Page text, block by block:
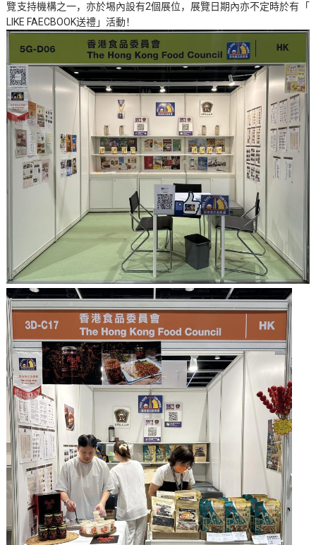
覽支持機構之一，亦於埸內設有2個展位，展覽日期內亦不定時於有「
LIKE FAECBOOK送禮」活動！